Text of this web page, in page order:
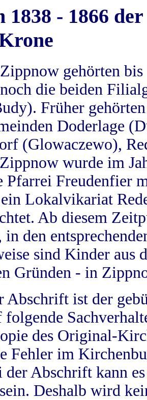
1838 - 1866
gehörten
die beiden
Früher
Doderlage
(Glowaczewo),
wurde im
Pfarrei Freudenfier
Lokalvikariat
Ab diesem
in den
sind Kinder aus
Gründen - in
Abschrift ist der
folgende
des Original-
Fehler im
Abschrift kann
Deshalb wird